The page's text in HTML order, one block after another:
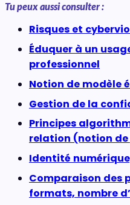
Tu peux aussi consulter :
Risques et
Éduquer à un
professionnel
Notion de modèle
Gestion de la
Principes
relation (notion
Identité
Comparaison des
formats, nombre